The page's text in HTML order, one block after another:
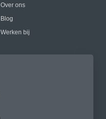
Over ons
Blog
Werken bij